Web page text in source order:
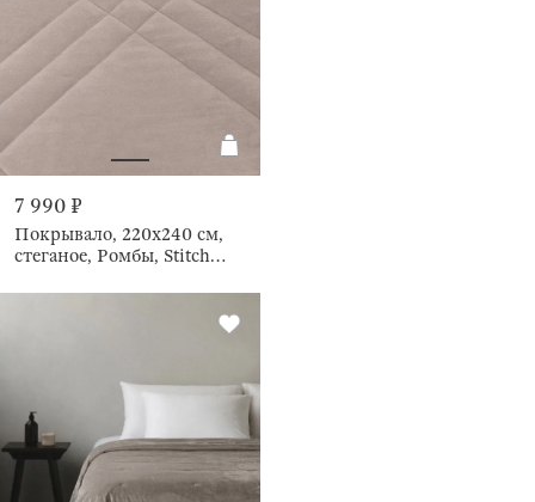
7 990 ₽
Покрывало, 220х240 см,
стеганое, Ромбы, Stitch